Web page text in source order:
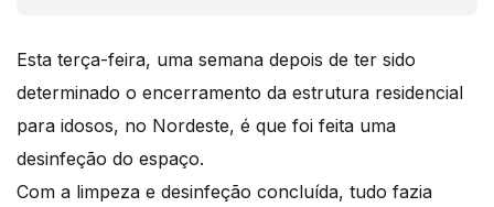
Esta terça-feira, uma semana depois de ter sido
determinado o encerramento da estrutura residencial
para idosos, no Nordeste, é que foi feita uma
desinfeção do espaço.
Com a limpeza e desinfeção concluída, tudo fazia